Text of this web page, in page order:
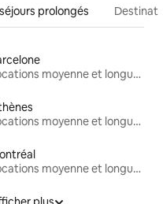
prolongés
Locations moyenne et longue durée
Locations moyenne et longue durée
Locations moyenne et longue durée